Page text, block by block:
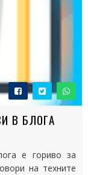
В БЛОГА
е гориво за
на техните